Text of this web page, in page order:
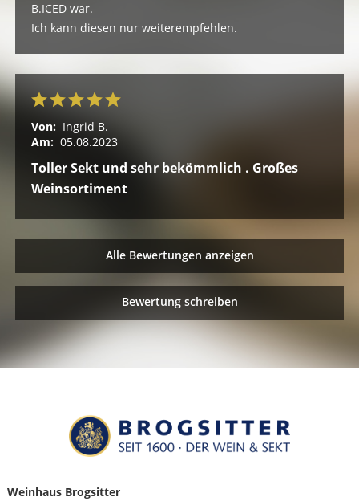
B.ICED war.
Ich kann diesen nur weiterempfehlen.
Von: Ingrid B.
Am: 05.08.2023
Toller Sekt und sehr bekömmlich . Großes
Weinsortiment
Alle Bewertungen anzeigen
Bewertung schreiben
Weinhaus Brogsitter